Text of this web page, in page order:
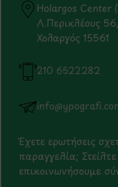
Holargos Center
Λ.Περικλέους 56,
Χολαργός 15561
210 6522282
Έχετε ερωτήσεις
παραγγελία;
επικοινωνήσουμε